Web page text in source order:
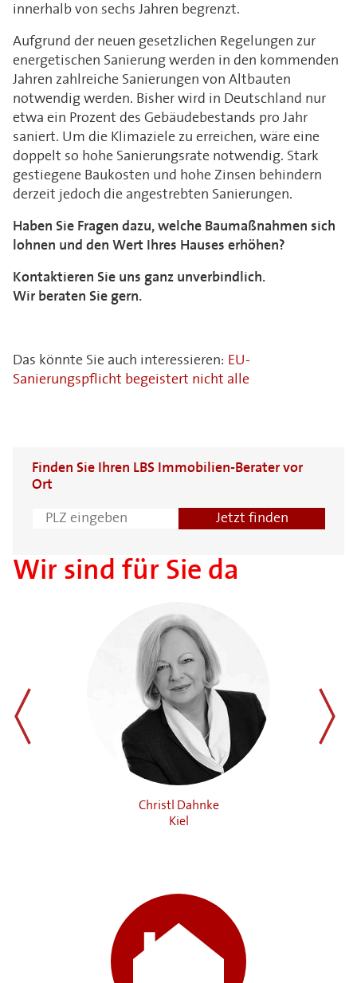
innerhalb von sechs Jahren begrenzt.
Aufgrund der neuen gesetzlichen Regelungen zur
energetischen Sanierung werden in den kommenden
Jahren zahlreiche Sanierungen von Altbauten
notwendig werden. Bisher wird in Deutschland nur
etwa ein Prozent des Gebäudebestands pro Jahr
saniert. Um die Klimaziele zu erreichen, wäre eine
doppelt so hohe Sanierungsrate notwendig. Stark
gestiegene Baukosten und hohe Zinsen behindern
derzeit jedoch die angestrebten Sanierungen.
Haben Sie Fragen dazu, welche Baumaßnahmen sich
lohnen und den Wert Ihres Hauses erhöhen?
Kontaktieren Sie uns ganz unverbindlich.
Wir beraten Sie gern.
Das könnte Sie auch interessieren: EU-
Sanierungspflicht begeistert nicht alle
Finden Sie Ihren LBS Immobilien-Berater vor
Ort
Wir sind für Sie da
Christl Dahnke
Kiel